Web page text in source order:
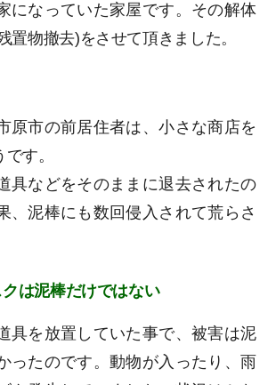
になっていた家屋です。その解体
置物撤去)をさせて頂きました。
原市の前居住者は、小さな商店を
す。
具などをそのままに退去されたの
、泥棒にも数回侵入されて荒らさ
は泥棒だけではない
具を放置していた事で、被害は泥
ったのです。動物が入ったり、雨